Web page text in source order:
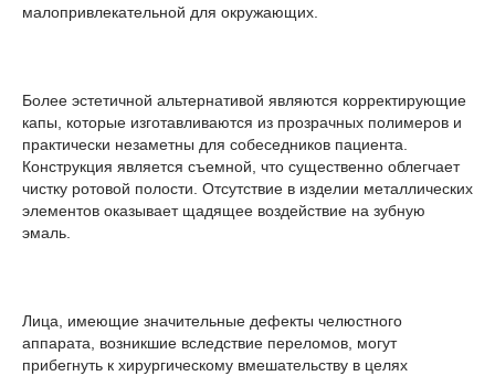
малопривлекательной для окружающих.
Более эстетичной альтернативой являются корректирующие
капы, которые изготавливаются из прозрачных полимеров и
практически незаметны для собеседников пациента.
Конструкция является съемной, что существенно облегчает
чистку ротовой полости. Отсутствие в изделии металлических
элементов оказывает щадящее воздействие на зубную
эмаль.
Лица, имеющие значительные дефекты челюстного
аппарата, возникшие вследствие переломов, могут
прибегнуть к хирургическому вмешательству в целях